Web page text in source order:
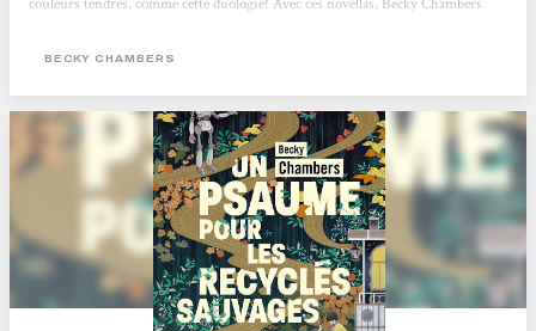
mélancoliques, notre lien au vivant (synthétique ou organique) et ce dont nous
Surgers, ces "Histoires de moine et de robot" sont publiés aux éditions
L'Atalante qui...
BECKY CHAMBERS